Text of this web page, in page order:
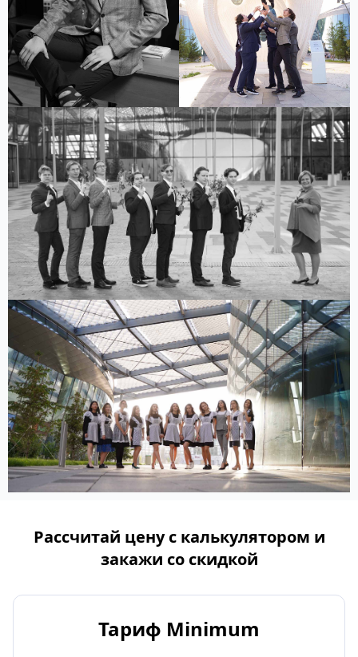
Рассчитай цену с калькулятором и
закажи со скидкой
Тариф Minimum